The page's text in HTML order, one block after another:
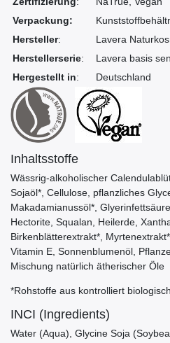
Verpackung:
Hersteller:
Lavera
Herstellerserie:
Lavera basis
Hergestellt in: Deutschland
Inhaltsstoffe
Wässrig-alkoholischer
Sojaöl*, Cellulose, pflanzliches
Makadamianussöl*,
Hectorite, Squalan, Heilerde,
Birkenblätterextrakt*,
Vitamin E, Sonnenblumenöl,
Mischung natürlich ätherischer Öle
*Rohstoffe aus kontrolliert
INCI (Ingredients)
Water (Aqua), Glycine Soja